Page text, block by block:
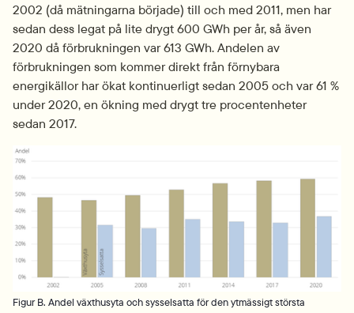
2002 (då mätningarna började) till och med 2011, men har
sedan dess legat på lite drygt 600 GWh per år, så även
2020 då förbrukningen var 613 GWh. Andelen av
förbrukningen som kommer direkt från förnybara
energikällor har ökat kontinuerligt sedan 2005 och var 61 %
under 2020, en ökning med drygt tre procentenheter
sedan 2017.
Figur B. Andel växthusyta och sysselsatta för den ytmässigt största